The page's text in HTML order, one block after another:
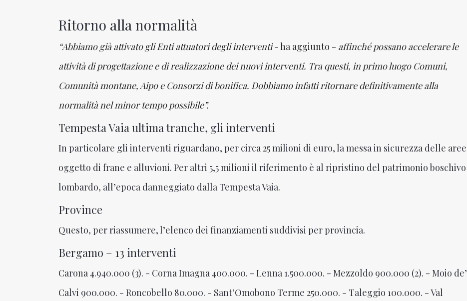
Ritorno alla normalità
“Abbiamo già attivato gli Enti attuatori degli interventi- ha aggiunto - affinché possano accelerare le
attività di progettazione e di realizzazione dei nuovi interventi. Tra questi, in primo luogo Comuni,
Comunità montane, Aipo e Consorzi di bonifica. Dobbiamo infatti ritornare definitivamente alla
normalità nel minor tempo possibile”.
Tempesta Vaia ultima tranche, gli interventi
In particolare gli interventi riguardano, per circa 25 milioni di euro, la messa in sicurezza delle aree
oggetto di frane e alluvioni. Per altri 5,5 milioni il riferimento è al ripristino del patrimonio boschivo
lombardo, all’epoca danneggiato dalla Tempesta Vaia.
Province
Questo, per riassumere, l’elenco dei finanziamenti suddivisi per provincia.
Bergamo – 13 interventi
Carona 4.940.000 (3). - Corna Imagna 400.000. - Lenna 1.500.000. - Mezzoldo 900.000 (2). - Moio de’
Calvi 900.000. - Roncobello 80.000. - Sant’Omobono Terme 250.000. - Taleggio 100.000. - Val